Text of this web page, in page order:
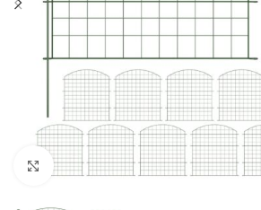
Click to enlarge